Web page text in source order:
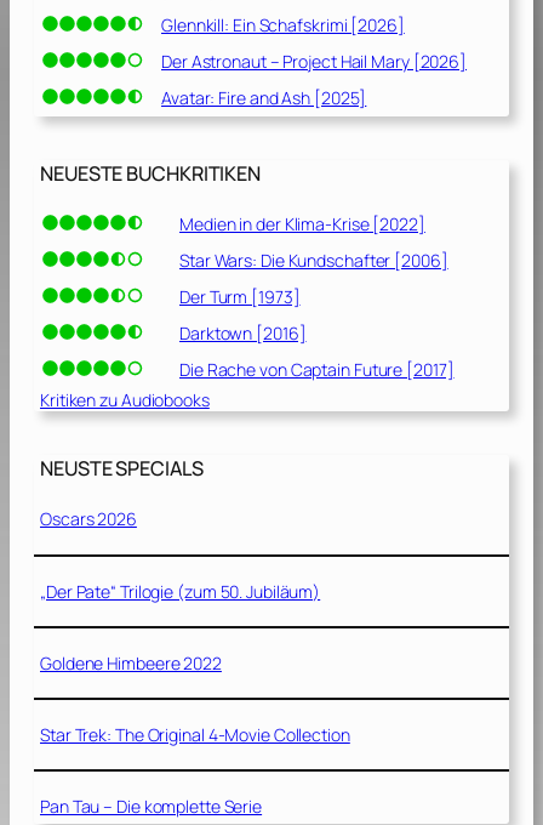
Glennkill: Ein Schafskrimi [2026]
Der Astronaut – Project Hail Mary [2026]
Avatar: Fire and Ash [2025]
NEUESTE BUCHKRITIKEN
Medien in der Klima-Krise [2022]
Star Wars: Die Kundschafter [2006]
Der Turm [1973]
Darktown [2016]
Die Rache von Captain Future [2017]
Kritiken zu Audiobooks
NEUSTE SPECIALS
Oscars 2026
„Der Pate“ Trilogie (zum 50. Jubiläum)
Goldene Himbeere 2022
Star Trek: The Original 4-Movie Collection
Pan Tau – Die komplette Serie